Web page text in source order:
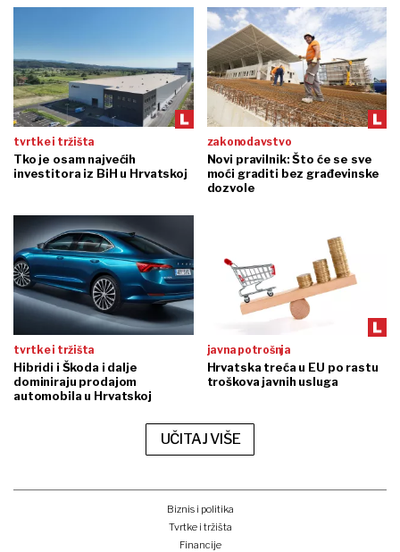
tvrtke i tržišta
Tko je osam najvećih
investitora iz BiH u Hrvatskoj
zakonodavstvo
Novi pravilnik: Što će se sve
moći graditi bez građevinske
dozvole
tvrtke i tržišta
Hibridi i Škoda i dalje
dominiraju prodajom
automobila u Hrvatskoj
javna potrošnja
Hrvatska treća u EU po rastu
troškova javnih usluga
UČITAJ VIŠE
Biznis i politika
Tvrtke i tržišta
Financije